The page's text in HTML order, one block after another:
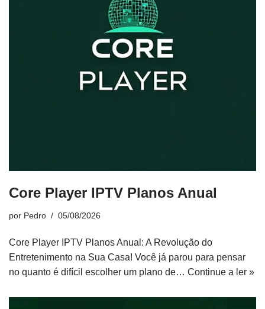
Core Player IPTV Planos Anual
por Pedro 05/08/2026
Core Player IPTV Planos Anual: A Revolução do
Entretenimento na Sua Casa! Você já parou para pensar
no quanto é difícil escolher um plano de… Continue a ler »